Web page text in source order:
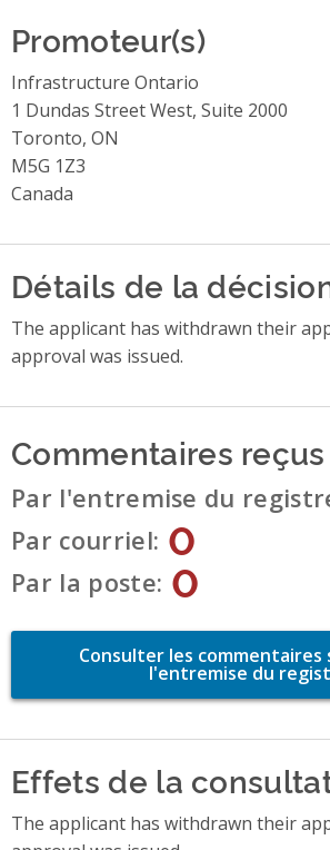
Promoteur(s)
Infrastructure Ontario
1 Dundas Street West, Suite 2000
Toronto, ON
M5G 1Z3
Canada
Détails de la
The applicant has withdrawn their
approval was issued.
Commentaires reçus
Par l'entremise du
Par courriel 0
Par la poste 0
Consulter les commentaires
l'entremise du
Effets de la
The applicant has withdrawn their